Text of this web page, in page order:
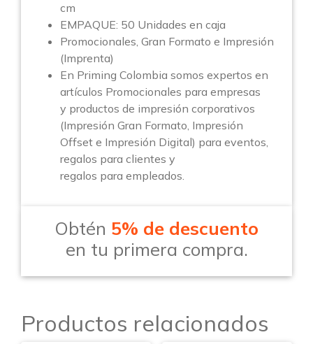
cm
EMPAQUE: 50 Unidades en caja
Promocionales, Gran Formato e Impresión
(Imprenta)
En Priming Colombia somos expertos en
artículos Promocionales para empresas
y productos de impresión corporativos
(Impresión Gran Formato, Impresión
Offset e Impresión Digital) para eventos,
regalos para clientes y
regalos para empleados.
Obtén 5% de descuento
en tu primera compra.
Productos relacionados